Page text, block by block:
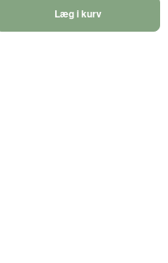
Læg i kurv